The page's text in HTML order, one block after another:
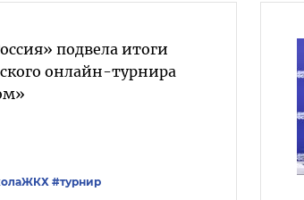
подвела итоги
онлайн-турнира
#турнир